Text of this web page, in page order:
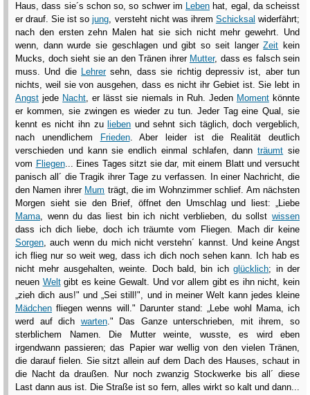
Haus, dass sie´s schon so, so schwer im Leben hat, egal, da scheisst
er drauf. Sie ist sojung, versteht nicht was ihrem Schicksal widerfährt;
nach den ersten zehn Malen hat sie sich nicht mehr gewehrt. Und
wenn, dann wurde sie geschlagen und gibt so seit langerZeit kein
Mucks, doch sieht sie an den Tränen ihrer Mutter, dass es falsch sein
muss. Und die Lehrersehn, dass sie richtig depressiv ist, aber tun
nichts, weil sie von ausgehen, dass es nicht ihr Gebiet ist. Sie lebt in
Angst jede Nacht, er lässt sie niemals in Ruh. Jeden Momentkönnte
er kommen, sie zwingen es wieder zu tun. Jeder Tag eine Qual, sie
kennt es nicht ihn zu lieben und sehnt sich täglich, doch vergeblich,
nach unendlichem
Frieden. Aber leider ist die Realität deutlich
verschieden und kann sie endlich einmal schlafen, dannträumt sie
vom Fliegen... Eines Tages sitzt sie dar, mit einem Blatt und versucht
panisch all´ die Tragik ihrer Tage zu verfassen. In einer Nachricht, die
den Namen ihrer Mum trägt, die im Wohnzimmer schlief. Am nächsten
Morgen sieht sie den Brief, öffnet den Umschlag und liest: „Liebe
Mama, wenn du das liest bin ich nicht verblieben, du sollst wissen
dass ich dich liebe, doch ich träumte vom Fliegen. Mach dir keine
Sorgen, auch wenn du mich nicht verstehn´ kannst. Und keine Angst
ich flieg nur so weit weg, dass ich dich noch sehen kann. Ich hab es
nicht mehr ausgehalten, weinte. Doch bald, bin ichglücklich; in der
neuen Weltgibt es keine Gewalt. Und vor allem gibt es ihn nicht, kein
„zieh dich aus!" und „Sei still!", und in meiner Welt kann jedes kleine
Mädchen fliegen wenns will." Darunter stand: „Lebe wohl Mama, ich
werd auf dich warten." Das Ganze unterschrieben, mit ihrem, so
sterblichem Namen. Die Mutter weinte, wusste, es wird eben
irgendwann passieren; das Papier war wellig von den vielen Tränen,
die darauf fielen. Sie sitzt allein auf dem Dach des Hauses, schaut in
die Nacht da draußen. Nur noch zwanzig Stockwerke bis all´ diese
Last dann aus ist. Die Straße ist so fern, alles wirkt so kalt und dann...